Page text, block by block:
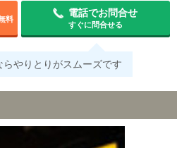
料
電話でお問合せ
すぐに問合せる
らやりとりがスムーズです